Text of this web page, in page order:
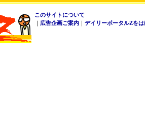
このサイトについて
｜ 広告企画ご案内 ｜ デイリーポータルZを